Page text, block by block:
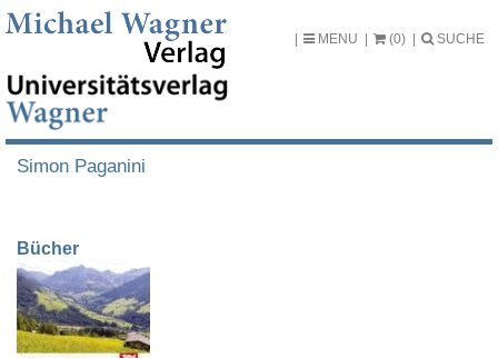
MENU (0) SUCHE
Simon Paganini
Bücher